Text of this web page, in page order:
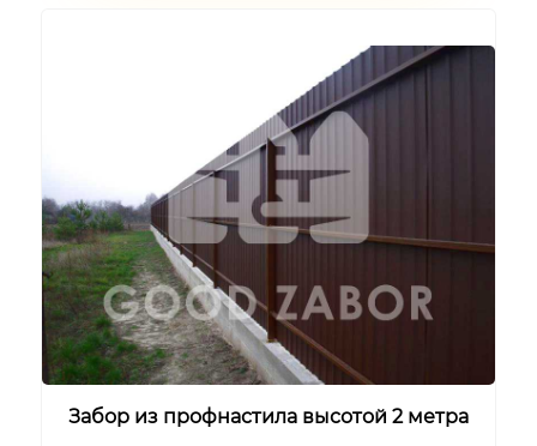
Забор из профнастила высотой 2 метра